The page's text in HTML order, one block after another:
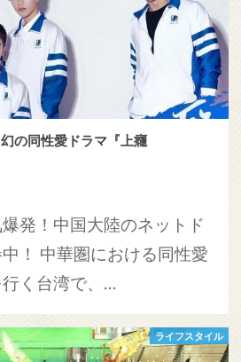
の同性愛ドラマ『上癮
発！中国大陸のネットド
！ 中華圏における同性愛
く台湾で、…
ライフスタイル